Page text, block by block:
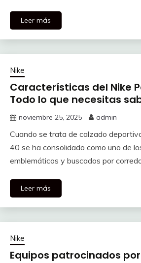
Leer más
Nike
Características del Nike
Todo lo que necesitas
noviembre 25, 2025 admin
Cuando se trata de calzado
40 se ha consolidado como uno de
emblemáticos y buscados por
Leer más
Nike
Equipos patrocinados por